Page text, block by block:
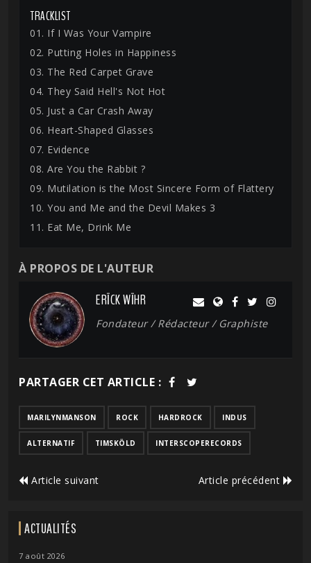
TRACKLIST
01. If I Was Your Vampire
02. Putting Holes in Happiness
03. The Red Carpet Grave
04. They Said Hell's Not Hot
05. Just a Car Crash Away
06. Heart-Shaped Glasses
07. Evidence
08. Are You the Rabbit ?
09. Mutilation is the Most Sincere Form of Flattery
10. You and Me and the Devil Makes 3
11. Eat Me, Drink Me
À PROPOS DE L'AUTEUR
ERĪCK WĪHR
Fondateur / Rédacteur / Graphiste
PARTAGER CET ARTICLE :
MARILYNMANSON ROCK HARDROCK INDUS
ALTERNATIF TIMSKÖLD INTERSCOPERECORDS
Article suivant Article précédent
ACTUALITÉS
7 août 2026